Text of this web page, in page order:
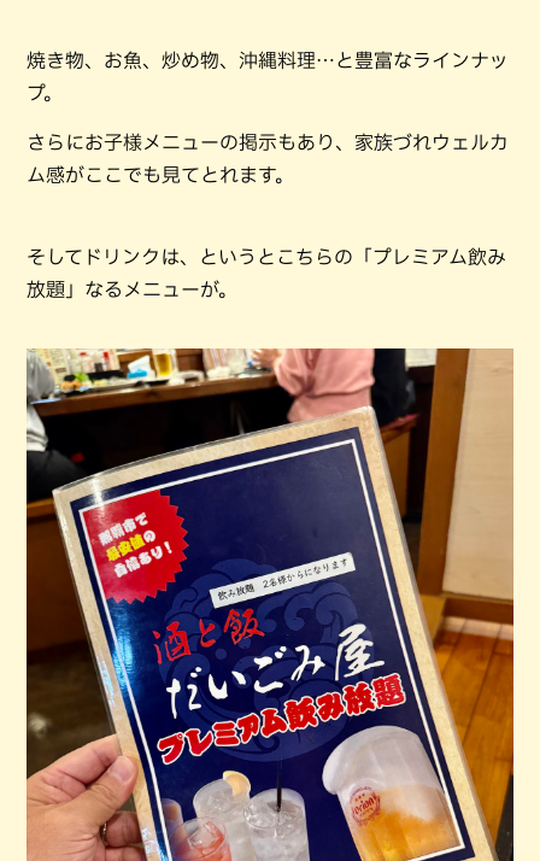
焼き物、お魚、炒め物、沖縄料理…と豊富なラインナッ
プ。
さらにお子様メニューの掲示もあり、家族づれウェルカ
ム感がここでも見てとれます。
そしてドリンクは、というとこちらの「プレミアム飲み
放題」なるメニューが。